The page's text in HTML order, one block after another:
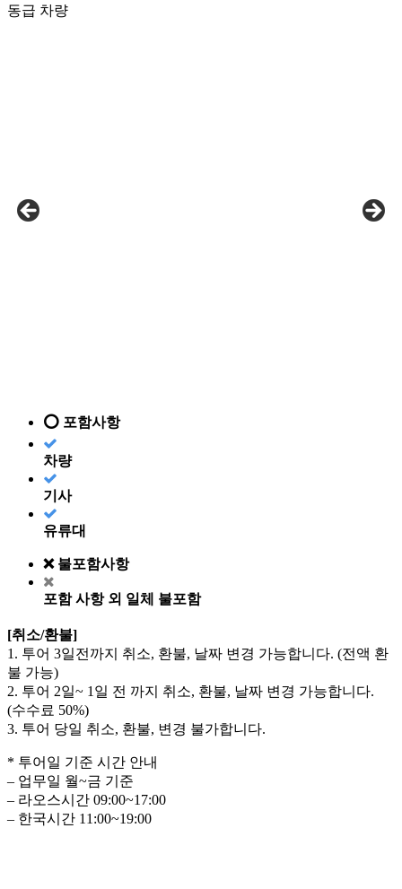
동급 차량
⭕ 포함사항
차량
기사
유류대
❌ 불포함사항
포함 사항 외 일체 불포함
[취소/환불]
1. 투어 3일전까지 취소, 환불, 날짜 변경 가능합니다. (전액 환
불 가능)
2. 투어 2일~ 1일 전 까지 취소, 환불, 날짜 변경 가능합니다.
(수수료 50%)
3. 투어 당일 취소, 환불, 변경 불가합니다.
* 투어일 기준 시간 안내
– 업무일 월~금 기준
– 라오스시간 09:00~17:00
– 한국시간 11:00~19:00